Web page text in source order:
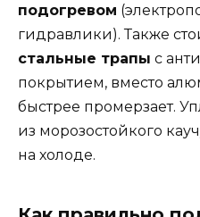
подогревом
гидравлики). Также
стальные трапы с
покрытием, вместо
быстрее промерзает.
из морозостойкого
на холоде.